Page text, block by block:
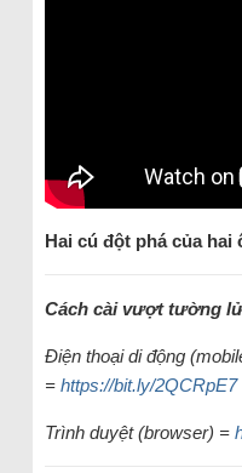
Hai cú đột phá của
Cách cài vượt tường
Điện thoại di động
= https://bit.ly/2QCRpE7
Trình duyệt (browser) =